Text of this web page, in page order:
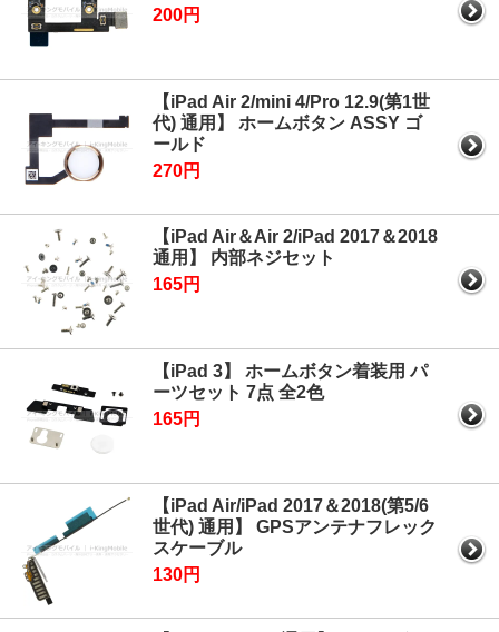
200円
【iPad Air 2/mini 4/Pro 12.9(第1世
代) 通用】 ホームボタン ASSY ゴ
ールド
270円
【iPad Air＆Air 2/iPad 2017＆2018
通用】 内部ネジセット
165円
【iPad 3】 ホームボタン着装用 パ
ーツセット 7点 全2色
165円
【iPad Air/iPad 2017＆2018(第5/6
世代) 通用】 GPSアンテナフレック
スケーブル
130円